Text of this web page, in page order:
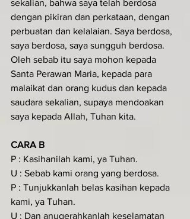
sekalian, bahwa saya telah berdosa
dengan pikiran dan perkataan, dengan
perbuatan dan kelalaian. Saya berdosa,
saya berdosa, saya sungguh berdosa.
Oleh sebab itu saya mohon kepada
Santa Perawan Maria, kepada para
malaikat dan orang kudus dan kepada
saudara sekalian, supaya mendoakan
saya kepada Allah, Tuhan kita.
CARA B
P : Kasihanilah kami, ya Tuhan.
U : Sebab kami orang yang berdosa.
P : Tunjukkanlah belas kasihan kepada
kami, ya Tuhan.
U : Dan anugerahkanlah keselamatan